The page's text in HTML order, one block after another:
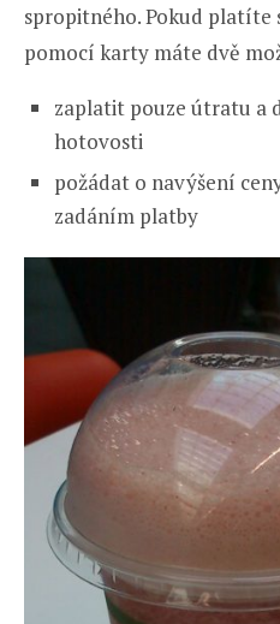
spropitného. Pokud
pomocí karty máte dvě
zaplatit pouze útratu a
hotovosti
požádat o navýšení
zadáním platby